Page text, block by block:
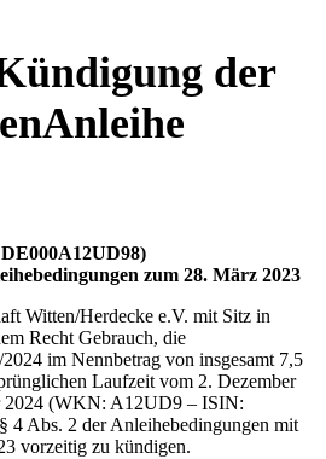
der
zum 28. März 2023
Witten/Herdecke e.V. mit Sitz in
Recht Gebrauch, die
im Nennbetrag von insgesamt 7,5
Laufzeit vom 2. Dezember
2024 (WKN: A12UD9 – ISIN:
4 Abs. 2 der Anleihebedingungen mit
vorzeitig zu kündigen.